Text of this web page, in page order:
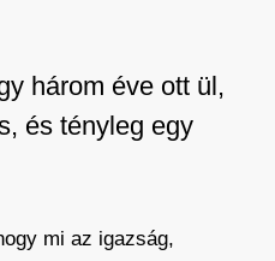
három éve ott ül,
és tényleg egy
mi az igazság,